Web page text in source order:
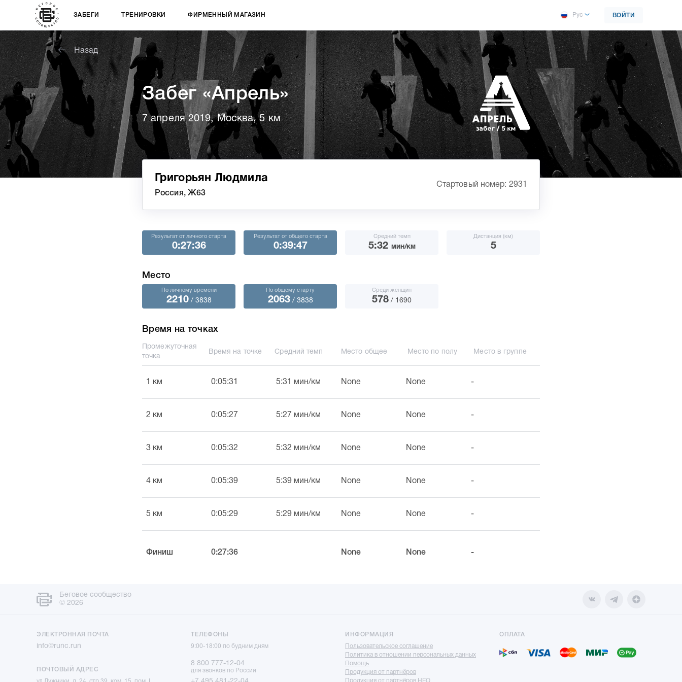
ЗАБЕГИ ТРЕНИРОВКИ ФИРМЕННЫЙ МАГАЗИН Рус ВОЙТИ
Назад
Забег «Апрель»
7 апреля 2019, Москва, 5 км
Григорьян Людмила
Россия, Ж63
Стартовый номер: 2931
Результат от личного старта
0:27:36
Результат от общего старта
0:39:47
Средний темп
5:32 мин/км
Дистанция (км)
5
Место
По личному времени
2210/ 3838
По общему старту
2063/ 3838
Среди женщин
578 / 1690
Время на точках
Промежуточная
точка
Время на точке Средний темп Место общее Место по полу Место в группе
1 км 0:05:31 5:31 мин/км None None -
2 км 0:05:27 5:27 мин/км None None -
3 км 0:05:32 5:32 мин/км None None -
4 км 0:05:39 5:39 мин/км None None -
5 км 0:05:29 5:29 мин/км None None -
Финиш 0:27:36 None None -
Беговое сообщество
© 2026
ЭЛЕКТРОННАЯ ПОЧТА
info@runc.run
ПОЧТОВЫЙ АДРЕС
ТЕЛЕФОНЫ
9:00-18:00 по будним дням
8 800 777-12-04
для звонков по России
ИНФОРМАЦИЯ
Пользовательское соглашение
Политика в отношении персональных данных
Помощь
Продукция от партнёров
Продукция от партнёров НЕО
ОПЛАТА